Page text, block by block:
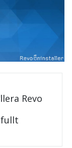
Revo
fullt